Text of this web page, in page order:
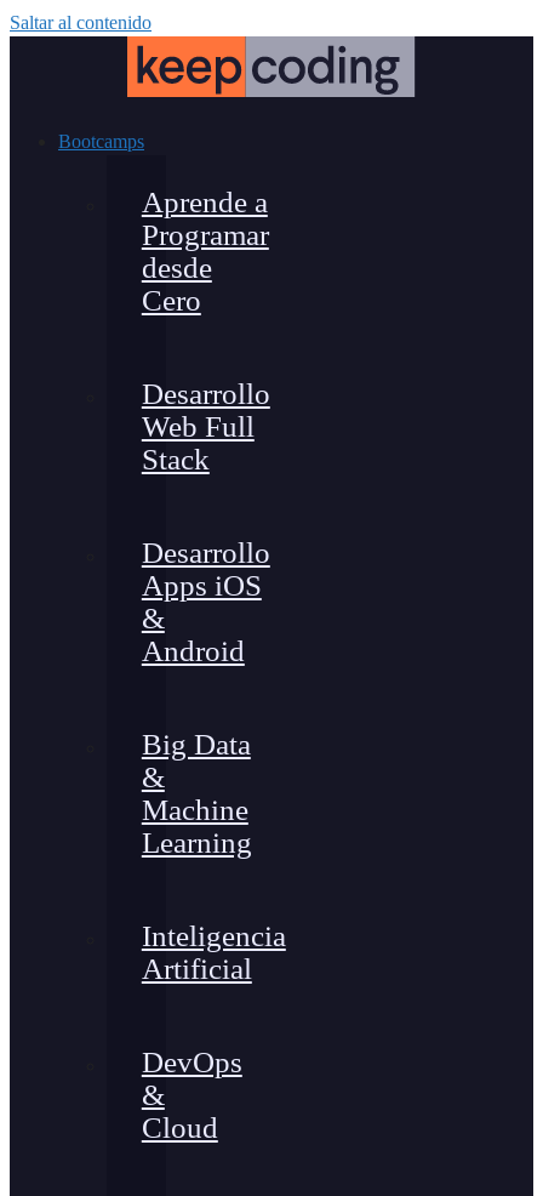
Saltar al contenido
Bootcamps
Aprende a
Programar
desde
Cero
Desarrollo
Web Full
Stack
Desarrollo
Apps iOS
&
Android
Big Data
&
Machine
Learning
Inteligencia
Artificial
DevOps
&
Cloud